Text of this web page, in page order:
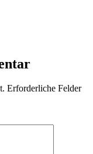
Erforderliche Felder